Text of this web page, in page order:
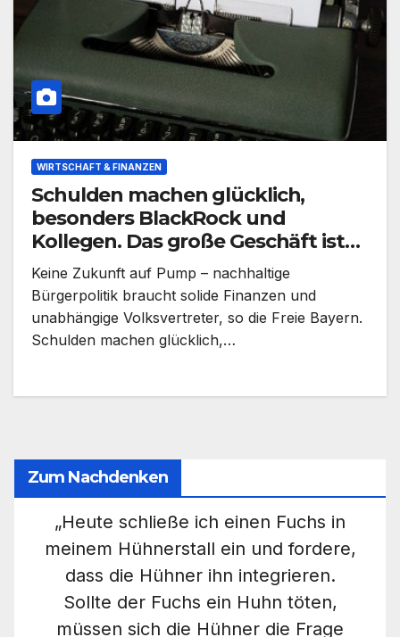
WIRTSCHAFT & FINANZEN
Schulden machen glücklich,
besonders BlackRock und
Kollegen. Das große Geschäft ist
ein ewiger Kreislauf
Keine Zukunft auf Pump – nachhaltige
Bürgerpolitik braucht solide Finanzen und
unabhängige Volksvertreter, so die Freie Bayern.
Schulden machen glücklich,…
Zum Nachdenken
„Heute schließe ich einen Fuchs in
meinem Hühnerstall ein und fordere,
dass die Hühner ihn integrieren.
Sollte der Fuchs ein Huhn töten,
müssen sich die Hühner die Frage